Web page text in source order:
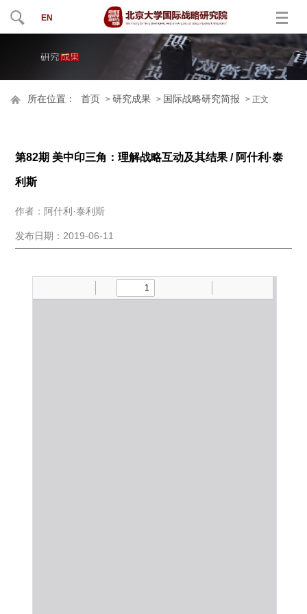
EN
所在位置： 首页 >研究成果 > 国际战略研究简报 > 正文
第82期 美中印三角：理解战略互动及其结果 / 阿什利·泰
利斯
作者：阿什利·泰利斯
发布日期：2019-06-11